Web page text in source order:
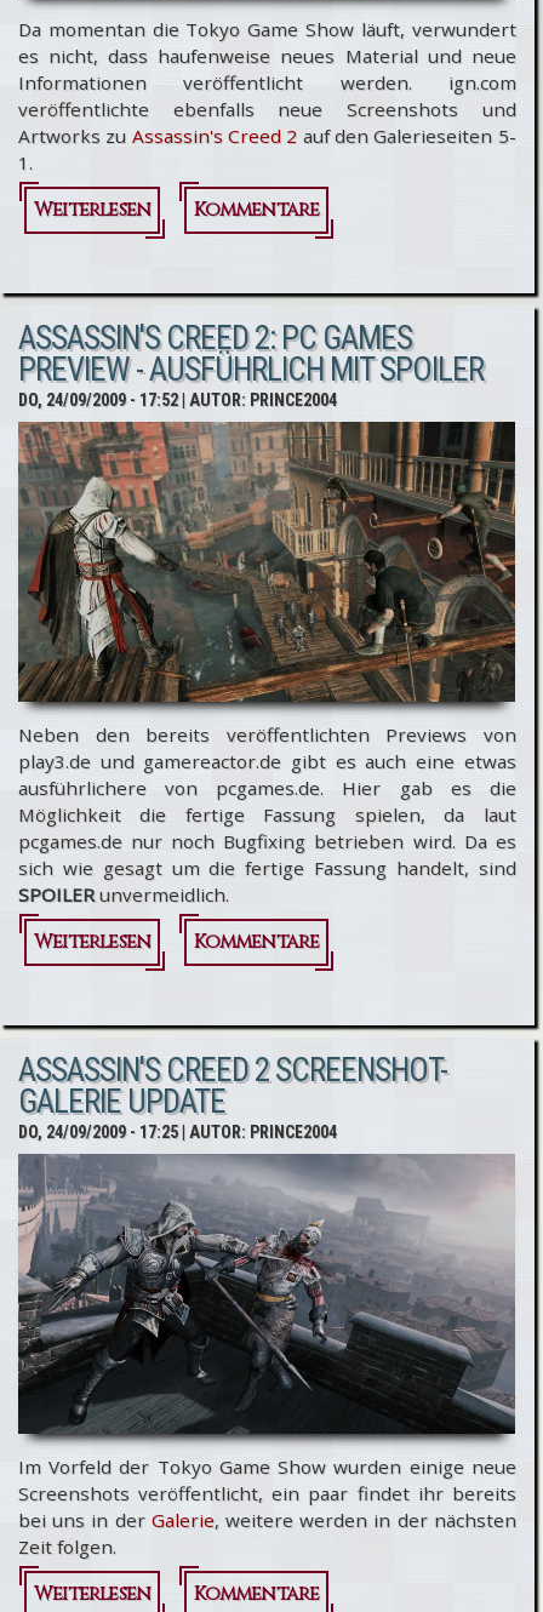
Da momentan die Tokyo Game Show läuft, verwundert
es nicht, dass haufenweise neues Material und neue
Informationen veröffentlicht werden. ign.com
veröffentlichte ebenfalls neue Screenshots und
Artworks zu Assassin's Creed 2 auf den Galerieseiten 5-
1.
Weiterlesen
über Assassin's
Weitere
Screenshots
veröffentlicht
Kommentare
ASSASSIN'S CREED 2: PC GAMES
PREVIEW - AUSFÜHRLICH MIT SPOILER
DO, 24/09/2009 - 17:52| AUTOR: PRINCE2004
Neben den bereits veröffentlichten Previews von
play3.de und gamereactor.de gibt es auch eine etwas
ausführlichere von pcgames.de. Hier gab es die
Möglichkeit die fertige Fassung spielen, da laut
pcgames.de nur noch Bugfixing betrieben wird. Da es
sich wie gesagt um die fertige Fassung handelt, sind
SPOILERunvermeidlich.
Weiterlesen
über
Creed 2: PC
Games
Preview -
ausführlich
mit Spoiler
Kommentare
ASSASSIN'S CREED 2 SCREENSHOT-
GALERIE UPDATE
DO, 24/09/2009 - 17:25| AUTOR: PRINCE2004
Im Vorfeld der Tokyo Game Show wurden einige neue
Screenshots veröffentlicht, ein paar findet ihr bereits
bei uns in der Galerie, weitere werden in der nächsten
Zeit folgen.
Weiterlesen über
Kommentare